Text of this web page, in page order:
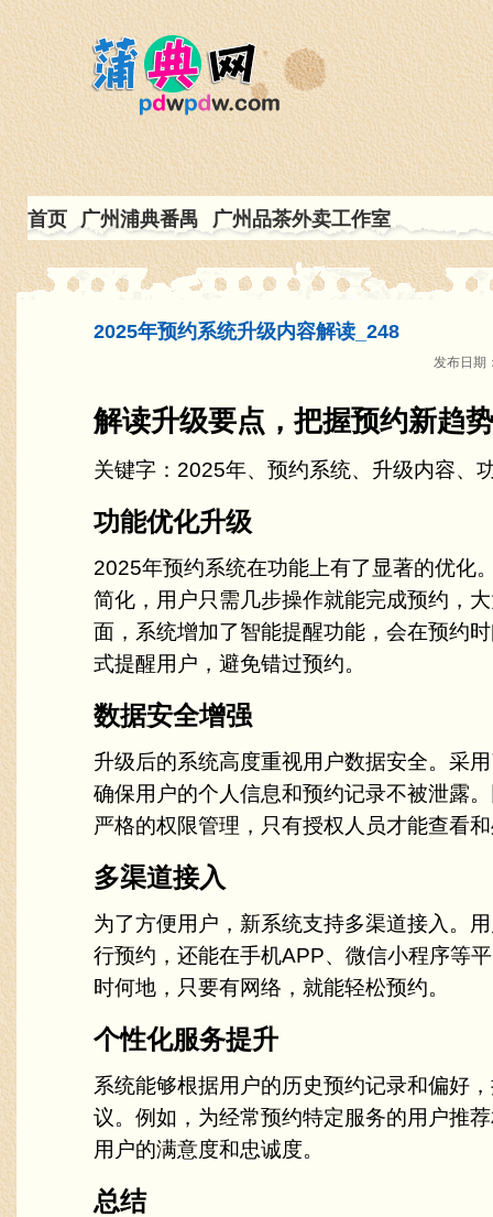
首页 广州浦典番禺 广州品茶外卖工作室
2025年预约系统升级内容解读_248
发布日期
解读升级要点，把握预约新趋势
关键字：2025年、预约系统、升级内容、
功能优化升级
2025年预约系统在功能上有了显著的优化
简化，用户只需几步操作就能完成预约，
面，系统增加了智能提醒功能，会在预约
式提醒用户，避免错过预约。
数据安全增强
升级后的系统高度重视用户数据安全。采
确保用户的个人信息和预约记录不被泄露
严格的权限管理，只有授权人员才能查看
多渠道接入
为了方便用户，新系统支持多渠道接入。
行预约，还能在手机APP、微信小程序等
时何地，只要有网络，就能轻松预约。
个性化服务提升
系统能够根据用户的历史预约记录和偏好
议。例如，为经常预约特定服务的用户推
用户的满意度和忠诚度。
总结